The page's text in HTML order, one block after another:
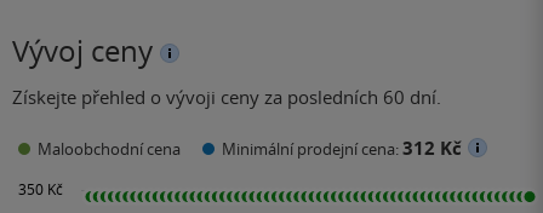
Vývoj ceny
Získejte přehled o vývoji ceny za posledních 60 dní.
Maloobchodní cena Minimální prodejní cena:312 Kč